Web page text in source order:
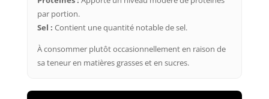
par portion.
Sel : Contient une quantité notable de sel.
À consommer plutôt occasionnellement en raison de
sa teneur en matières grasses et en sucres.